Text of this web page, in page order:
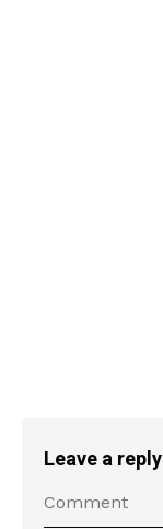
Leave a reply